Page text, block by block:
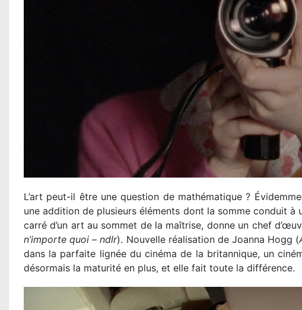
L’art peut-il être une question de mathématique ?
une addition de plusieurs éléments dont la somme conduit à
carré d’un art au sommet de la maîtrise, donne un chef
n’importe quoi – ndlr). Nouvelle réalisation de Joanna Hogg (
dans la parfaite lignée du cinéma de la britannique, un
désormais la maturité en plus, et elle fait toute la différence.